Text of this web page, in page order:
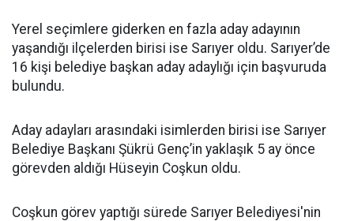
Yerel seçimlere giderken en fazla aday adayının
yaşandığı ilçelerden birisi ise Sarıyer oldu. Sarıyer’de
16 kişi belediye başkan aday adaylığı için başvuruda
bulundu.
Aday adayları arasındaki isimlerden birisi ise Sarıyer
Belediye Başkanı Şükrü Genç’in yaklaşık 5 ay önce
görevden aldığı Hüseyin Coşkun oldu.
Coşkun görev yaptığı sürede Sarıyer Belediyesi'nin